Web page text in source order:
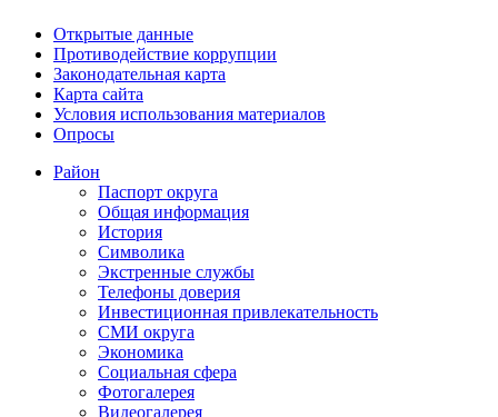
Открытые данные
Противодействие коррупции
Законодательная карта
Карта сайта
Условия использования материалов
Опросы
Район
Паспорт округа
Общая информация
История
Символика
Экстренные службы
Телефоны доверия
Инвестиционная привлекательность
СМИ округа
Экономика
Социальная сфера
Фотогалерея
Видеогалерея